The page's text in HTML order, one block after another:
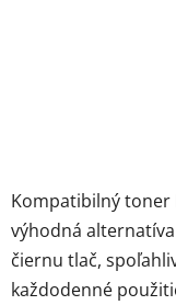
Kompatibilný toner
výhodná
čiernu tlač,
každodenné